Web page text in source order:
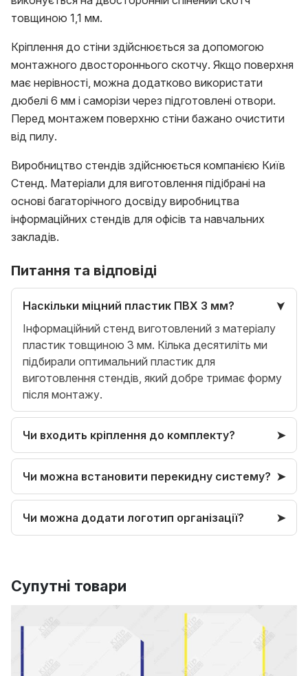
товщиною 1,1 мм.
Кріплення до стіни здійснюється за допомогою
монтажного двостороннього скотчу. Якщо поверхня
має нерівності, можна додатково використати
дюбелі 6 мм і саморізи через підготовлені отвори.
Перед монтажем поверхню стіни бажано очистити
від пилу.
Виробництво стендів здійснюється компанією Київ
Стенд. Матеріали для виготовлення підібрані на
основі багаторічного досвіду виробництва
інформаційних стендів для офісів та навчальних
закладів.
Питання та відповіді
Наскільки міцний пластик ПВХ 3 мм?
Інформаційний стенд виготовлений з матеріалу
пластик товщиною 3 мм. Кілька десятиліть ми
підбирали оптимальний пластик для
виготовлення стендів, який добре тримає форму
після монтажу.
Чи входить кріплення до комплекту?
Чи можна встановити перекидну систему?
Чи можна додати логотип організації?
Супутні товари